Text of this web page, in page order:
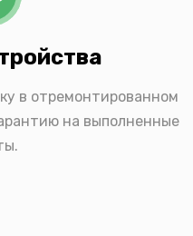
в отремонтированном
на выполненные